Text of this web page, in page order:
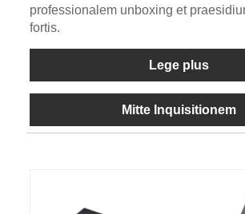
professionalem unboxing et
fortis.
Lege plus
Mitte Inquisitionem